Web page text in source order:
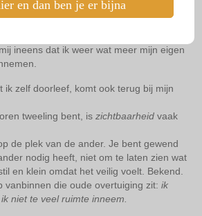
en vooral druk met schrijven. Er
ineens dat ik weer wat meer mijn eigen
ik zelf doorleef, komt ook terug bij mijn
tweeling bent, is zichtbaarheid vaak
de plek van de ander. Je bent gewend
nodig heeft, niet om te laten zien wat
en klein omdat het veilig voelt. Bekend.
vanbinnen die oude overtuiging zit: ik
niet te veel ruimte inneem.
en dan ben je er bijna